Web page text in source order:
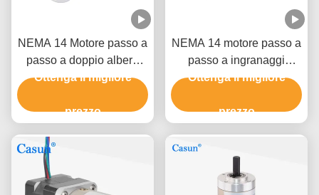
NEMA 14 Motore passo a
passo a doppio albero
con cambio 19/1
Ottenga il migliore
prezzo
NEMA 14 motore passo a
passo a ingranaggi
180mN.M Nema 14
motore riduttore di
Ottenga il migliore
prezzo